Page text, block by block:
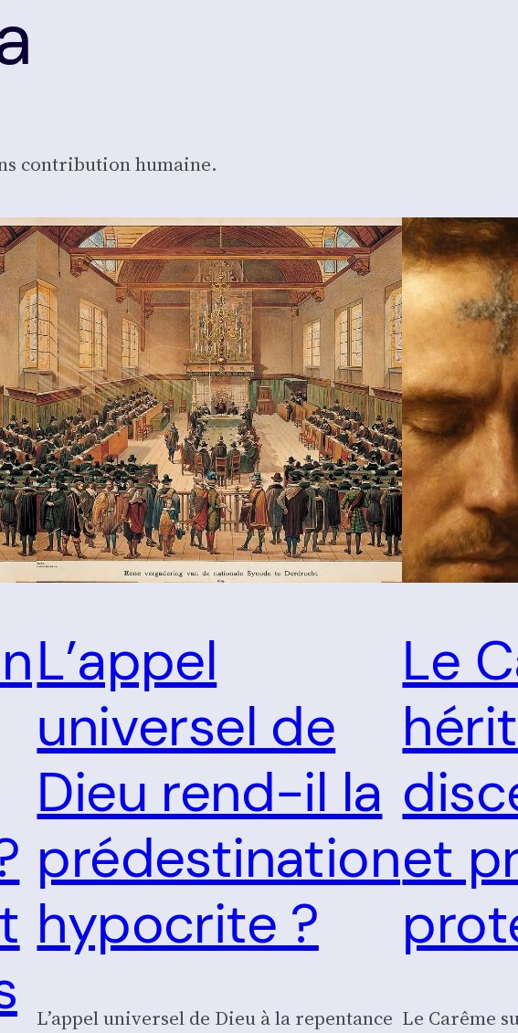
contri­bu­tion humaine.
L’appel
universel de
Dieu rend-il la
prédestination
hypocrite ?
L’appel universel de Dieu à la repentance
Le
et
Le Carême